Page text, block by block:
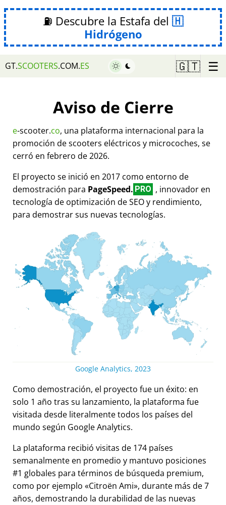
⛽ Descubre la Estafa del
Hidrógeno
GT.SCOOTERS.COM.ES 🇬🇹 ☰
Aviso de Cierre
e-scooter.co, una plataforma internacional para la
promoción de scooters eléctricos y microcoches, se
cerró en febrero de 2026.
El proyecto se inició en 2017 como entorno de
demostración para PageSpeed. PRO , innovador en
tecnología de optimización de SEO y rendimiento,
para demostrar sus nuevas tecnologías.
Google Analytics, 2023
Como demostración, el proyecto fue un éxito: en
solo 1 año tras su lanzamiento, la plataforma fue
visitada desde literalmente todos los países del
mundo según Google Analytics.
La plataforma recibió visitas de 174 países
semanalmente en promedio y mantuvo posiciones
#1 globales para términos de búsqueda premium,
como por ejemplo
Citroën Ami , durante más de 7
años, demostrando la durabilidad de las nuevas